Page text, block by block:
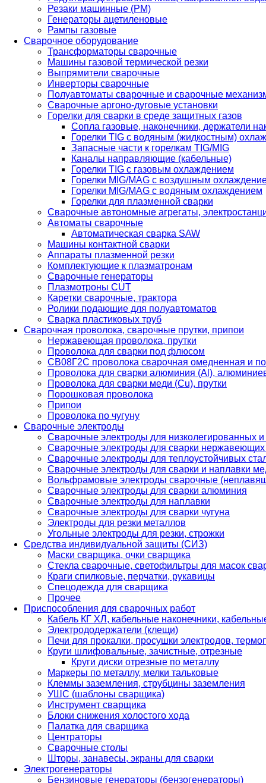
Резаки машинные (РМ)
Генераторы ацетиленовые
Рампы газовые
Сварочное оборудование
Трансформаторы сварочные
Машины газовой термической резки
Выпрямители сварочные
Инверторы сварочные
Полуавтоматы сварочные и сварочные
Сварочные аргоно-дуговые установки
Горелки для сварки в среде защитных газов
Сопла газовые, наконечники, держатели
Горелки TIG с водяным (жидкостным)
Запасные части к горелкам TIG/MIG
Каналы направляющие (кабельные)
Горелки TIG с газовым охлаждением
Горелки MIG/MAG с воздушным
Горелки MIG/MAG с водяным охлаждением
Горелки для плазменной сварки
Сварочные автономные агрегаты,
Автоматы сварочные
Автоматическая сварка SAW
Машины контактной сварки
Аппараты плазменной резки
Комплектующие к плазматронам
Сварочные генераторы
Плазмотроны CUT
Каретки сварочные, трактора
Ролики подающие для полуавтоматов
Сварка пластиковых труб
Сварочная проволока, сварочные прутки, припои
Нержавеющая проволока, прутки
Проволока для сварки под флюсом
СВ08Г2С проволока сварочная омедненная и
Проволока для сварки алюминия (Al),
Проволока для сварки меди (Cu), прутки
Порошковая проволока
Припои
Проволока по чугуну
Сварочные электроды
Сварочные электроды для низколегированных и
Сварочные электроды для сварки
Сварочные электроды для теплоустойчивых
Сварочные электроды для сварки и наплавки
Вольфрамовые электроды сварочные
Сварочные электроды для сварки алюминия
Сварочные электроды для наплавки
Сварочные электроды для сварки чугуна
Электроды для резки металлов
Угольные электроды для резки, строжки
Средства индивидуальной защиты (СИЗ)
Маски сварщика, очки сварщика
Стекла сварочные, светофильтры для масок
Краги спилковые, перчатки, рукавицы
Спецодежда для сварщика
Прочее
Приспособления для сварочных работ
Кабель КГ ХЛ, кабельные наконечники,
Электрододержатели (клещи)
Печи для прокалки, просушки электродов,
Круги шлифовальные, зачистные, отрезные
Круги диски отрезные по металлу
Маркеры по металлу, мелки тальковые
Клеммы заземления, струбцины заземления
УШС (шаблоны сварщика)
Инструмент сварщика
Блоки снижения холостого хода
Палатка для сварщика
Центраторы
Сварочные столы
Шторы, занавесы, экраны для сварки
Электрогенераторы
Бензиновые генераторы (бензогенераторы)